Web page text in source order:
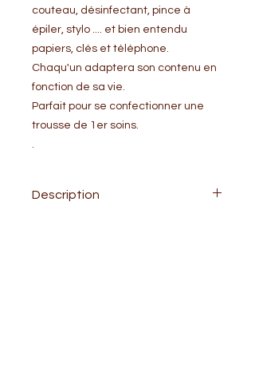
couteau, désinfectant, pince à
épiler, stylo .... et bien entendu
papiers, clés et téléphone.
Chaqu'un adaptera son contenu en
fonction de sa vie.
Parfait pour se confectionner une
trousse de 1er soins.
.
Description